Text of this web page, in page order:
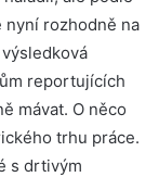
nyní rozhodně na
reportujících
mávat. O něco
trhu práce.
s drtivým